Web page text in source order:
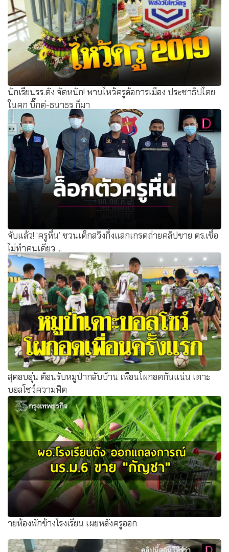
นักเรียนรร.ดัง จัดหนัก! พานไหว้ครูล้อการเมือง ประชาธิปไตย
ในคุก บิ๊กตู่-ธนาธร ก็มา
จับแล้ว! ‘ครูหื่น’ ชวนเด็กสวิงกิ้งแลกเกรดถ่ายคลิปขาย ตร.เชื่อ
ไม่ทำคนเดียว ...
สุดอบอุ่น ต้อนรับหมูป่ากลับบ้าน เพื่อนโผกอดกันแน่น เดาะ
บอลโชว์ความฟิต
ายห้องพักข้างโรงเรียน เผยหลังครูออก